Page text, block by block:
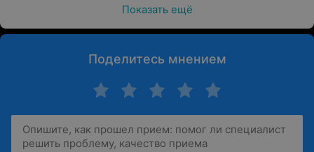
Показать ещё
Поделитесь мнением